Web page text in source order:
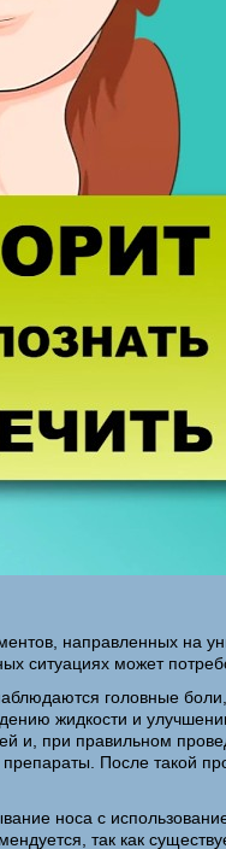
направленных на
ситуациях может
головные
жидкости и
и, при правильном
После такой
носа с
так как